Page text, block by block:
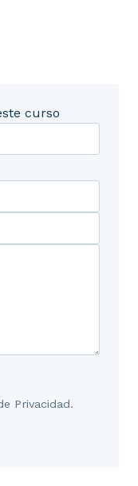
curso
Privacidad.